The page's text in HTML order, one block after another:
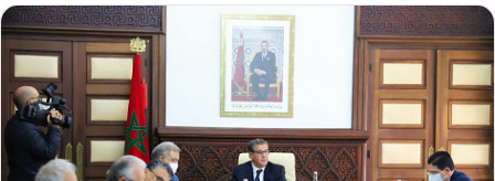
إلكترونيا